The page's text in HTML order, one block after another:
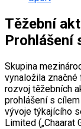
Těžební
Prohlášení
Skupina
vynaložila
rozvoj těžebních
prohlášení s
vývoje týkajícího
Limited